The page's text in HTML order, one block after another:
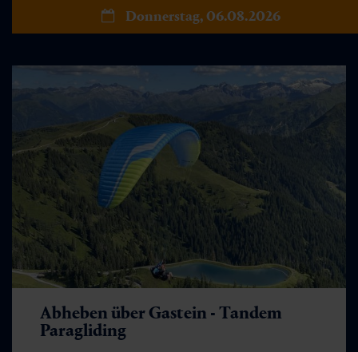
Donnerstag, 06.08.2026
Abheben über Gastein - Tandem
Paragliding